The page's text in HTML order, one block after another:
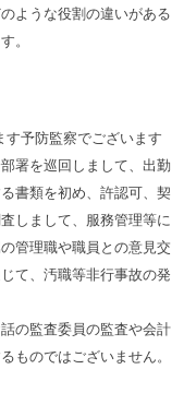
ような役割の違いがある
。
予防監察でございます
署を巡回しまして、出勤
書類を初め、許認可、契
しまして、服務管理等に
管理職や職員との意見交
て、汚職等非行事故の発
の監査委員の監査や会計
ものではございません。